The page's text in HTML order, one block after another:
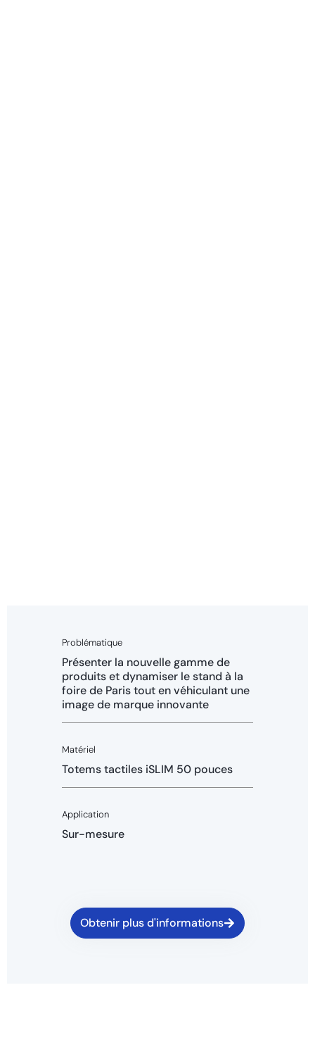
Problématique
Présenter la nouvelle gamme de
produits et dynamiser le stand à la
foire de Paris tout en véhiculant une
image de marque innovante
Matériel
Totems tactiles iSLIM 50 pouces
Application
Sur-mesure
Obtenir plus d'informations